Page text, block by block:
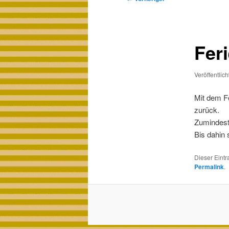
Mit dem
zurück.
Bis dahin
Dieser
Permalink.